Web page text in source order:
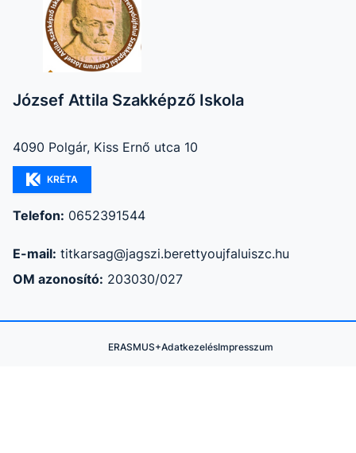
József Attila Szakképző Iskola
4090 Polgár, Kiss Ernő utca 10
KRÉTA
Telefon: 0652391544
E-mail: titkarsag@jagszi.berettyoujfaluiszc.hu
OM azonosító: 203030/027
ERASMUS+AdatkezelésImpresszum